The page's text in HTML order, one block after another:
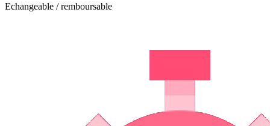
Echangeable / remboursable